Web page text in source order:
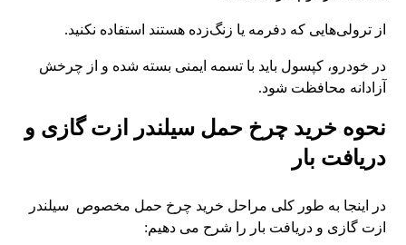
از ترولی‌هایی که دفرمه یا زنگ‌زده هستند استفاده نکنید.
در خودرو، کپسول باید با تسمه ایمنی بسته شده و از چرخش
آزادانه محافظت شود.
نحوه خرید چرخ حمل سیلندر ازت گازی و
دریافت بار
در اینجا به طور کلی مراحل خرید چرخ حمل مخصوص سیلندر
ازت گازی و دریافت بار را شرح می دهیم: